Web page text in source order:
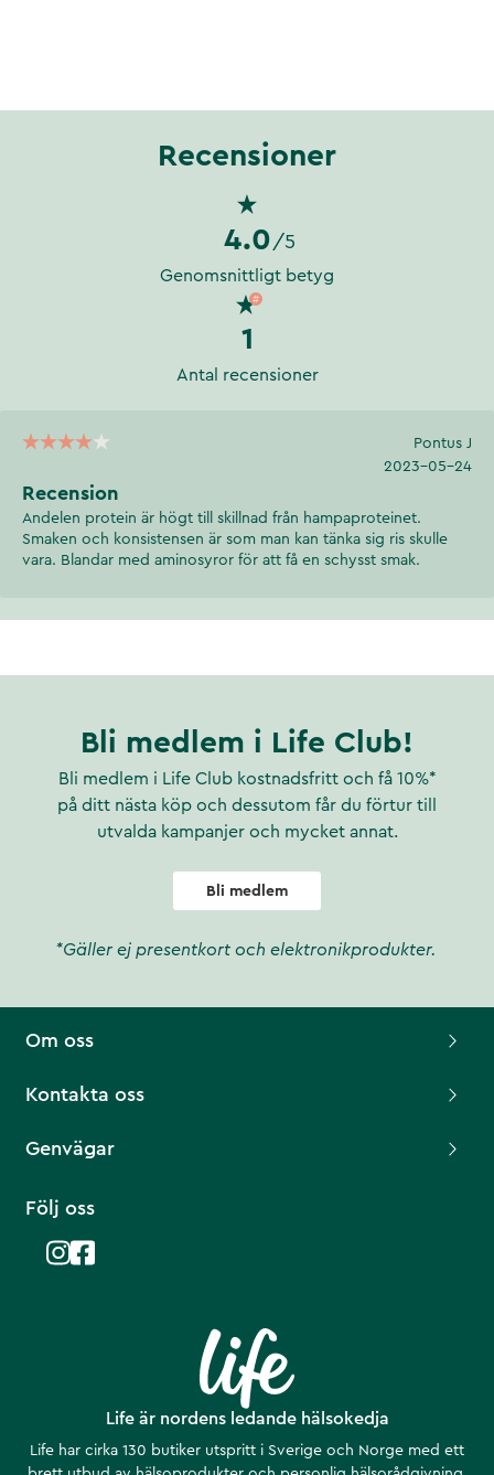
Recensioner
4.0 /5
Genomsnittligt betyg
1
Antal recensioner
Pontus J
2023-05-24
Recension
Andelen protein är högt till skillnad från hampaproteinet.
Smaken och konsistensen är som man kan tänka sig ris skulle
vara. Blandar med aminosyror för att få en schysst smak.
Bli medlem i Life Club!
Bli medlem i Life Club kostnadsfritt och få 10%*
på ditt nästa köp och dessutom får du förtur till
utvalda kampanjer och mycket annat.
Bli medlem
*Gäller ej presentkort och elektronikprodukter.
Life är nordens ledande hälsokedja
Life har cirka 130 butiker utspritt i Sverige och Norge med ett
Om oss
Kontakta oss
Genvägar
Följ oss